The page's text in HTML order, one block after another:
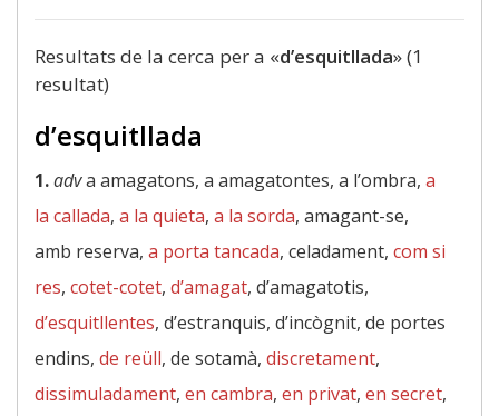
Resultats de la cerca per a «d’esquitllada» (1
resultat)
d’esquitllada
1.adva amagatons, a amagatontes, a l’ombra, a
la callada, a la quieta, a la sorda, amagant-se,
amb reserva, a porta tancada, celadament, com si
res, cotet-cotet, d’amagat, d’amagatotis,
d’esquitllentes, d’estranquis, d’incògnit, de portes
endins, de reüll, de sotamà, discretament,
dissimuladament, en cambra, en privat, en secret,